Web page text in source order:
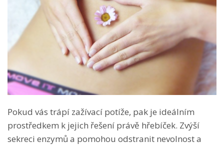
Pokud vás trápí zažívací potíže, pak je ideálním
prostředkem k jejich řešení právě hřebíček. Zvýší
sekreci enzymů a pomohou odstranit nevolnost a